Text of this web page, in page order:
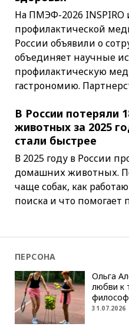
На ПМЭФ-2026
профилактической
России объявили о
объединяет научные
профилактическую
гастрономию.
В России потеряли
животных за 2025
стали быстрее
В 2025 году в России
домашних животных.
чаще собак, как
поиска и что помогает
ПЕРСОНА
Ольга
любви к
31.07.2026